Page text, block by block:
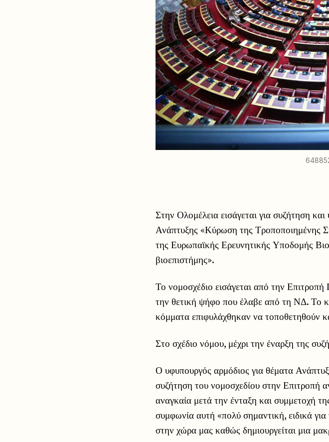
Στην Ολομέλεια εισάγεται για συζήτηση
Ανάπτυξης «Κύρωση της Τροποποιημένης
της Ευρωπαϊκής Ερευνητικής Υποδομής
βιοεπιστήμης».
Το νομοσχέδιο εισάγεται από την
την θετική ψήφο που έλαβε από τη ΝΔ. Το
κόμματα επιφυλάχθηκαν να τοποθετηθούν
Στο σχέδιο νόμου, μέχρι την έναρξη της
Ο υφυπουργός αρμόδιος για θέματα
συζήτηση του νομοσχεδίου στην Επιτροπή
αναγκαία μετά την ένταξη και συμμετοχή
συμφωνία αυτή «πολύ σημαντική, ειδικά
στην χώρα μας καθώς δημιουργείται μια